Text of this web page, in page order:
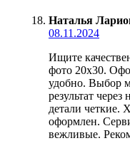
Наталья
08.11.2024
Ищите
фото 20х30.
удобно. Выбор
результат
детали четкие.
оформлен.
вежливые.